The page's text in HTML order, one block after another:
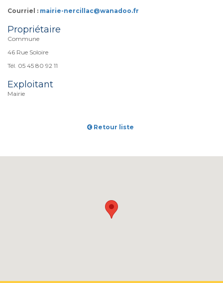
Courriel : mairie-nercillac@wanadoo.fr
Propriétaire
Commune
46 Rue Soloire
Tél. 05 45 80 92 11
Exploitant
Mairie
Retour liste